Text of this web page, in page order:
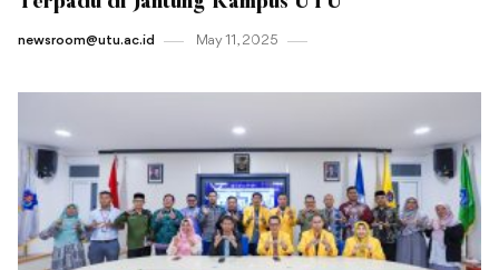
newsroom@utu.ac.id May 11 , 2025